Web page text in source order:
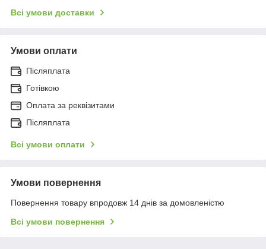
Всі умови доставки
Умови оплати
Післяплата
Готівкою
Оплата за реквізитами
Післяплата
Всі умови оплати
Умови повернення
Повернення товару впродовж 14 днів за домовленістю
Всі умови повернення